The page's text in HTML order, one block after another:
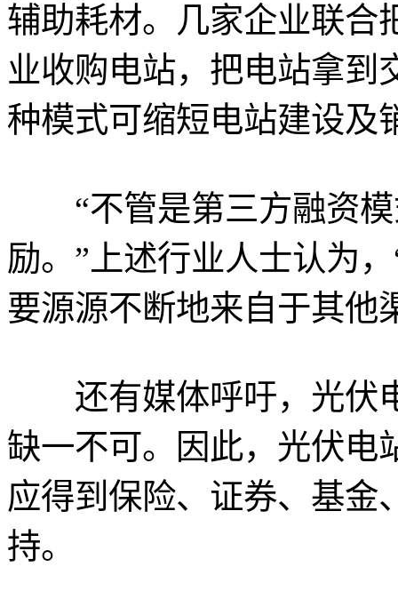
辅助耗材。几家企业联合
业收购电站，把电站拿到
种模式可缩短电站建设及
“不管是第三方融资模
励。”上述行业人士认为
要源源不断地来自于其他
还有媒体呼吁，光伏
缺一不可。因此，光伏电
应得到保险、证券、基金
持。